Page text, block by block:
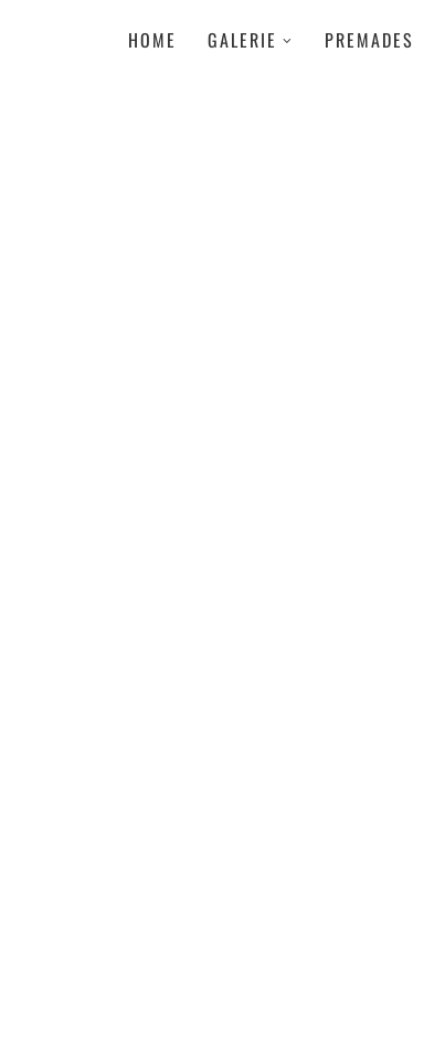
HOME GALERIE PREMADES